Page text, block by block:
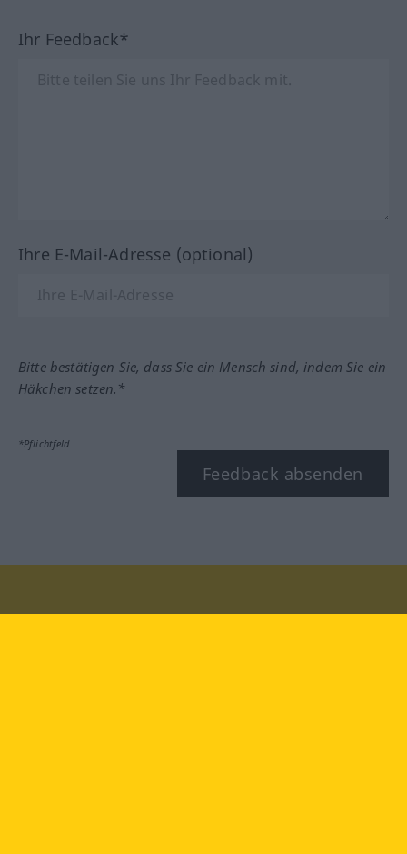
Ihr Feedback*
Ihre E-Mail-Adresse (optional)
Bitte bestätigen Sie, dass Sie ein Mensch sind, indem Sie ein
Häkchen setzen.*
*Pflichtfeld
Feedback absenden
Besuchen Sie uns auf: